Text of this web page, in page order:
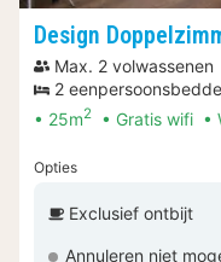
Design
Max. 2 volwassenen
2
25m2 Gratis wifi
Opties
Exclusief ontbijt
Annuleren niet